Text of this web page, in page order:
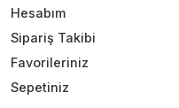
Hesabım
Sipariş Takibi
Favorileriniz
Sepetiniz